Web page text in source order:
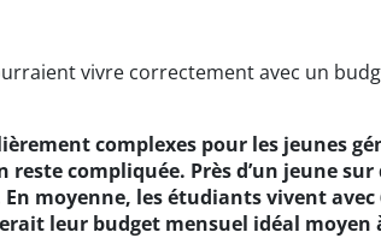
vivre correctement avec un
complexes pour les jeunes
compliquée. Près d’un jeune
moyenne, les étudiants vivent
leur budget mensuel idéal moyen